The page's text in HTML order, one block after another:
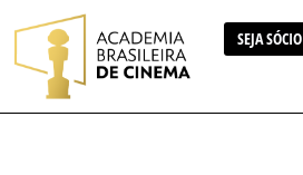
SEJA SÓCIO